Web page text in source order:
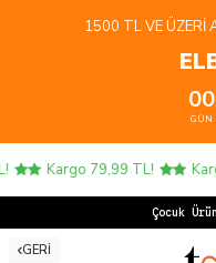
1500 TL VE ÜZERI
00
GÜN
Kargo 79,99 TL!
Çocuk
GERI